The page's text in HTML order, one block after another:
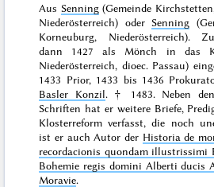
Aus Senning(Gemeinde
Niederösterreich) oder Senning
Korneuburg, Niederösterreich).
dann 1427 als Mönch in das
Niederösterreich, dioec. Passau)
1433 Prior, 1433 bis 1436
Basler Konzil. † 1483. Neben
Schriften hat er weitere Briefe,
Klosterreform verfasst, die noch
ist er auch Autor der Historia de
recordacionis quondam illustrissimi
Bohemie regis domini Alberti ducis
Moravie.